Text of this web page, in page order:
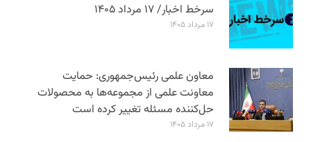
سرخط اخبار/ ۱۷ مرداد ۱۴۰۵
۱۷ مرداد ۱۴۰۵
معاون علمی رئیس‌جمهوری: حمایت
معاونت علمی از مجموعه‌ها به محصولات
حل‌کننده مسئله تغییر کرده است
۱۷ مرداد ۱۴۰۵